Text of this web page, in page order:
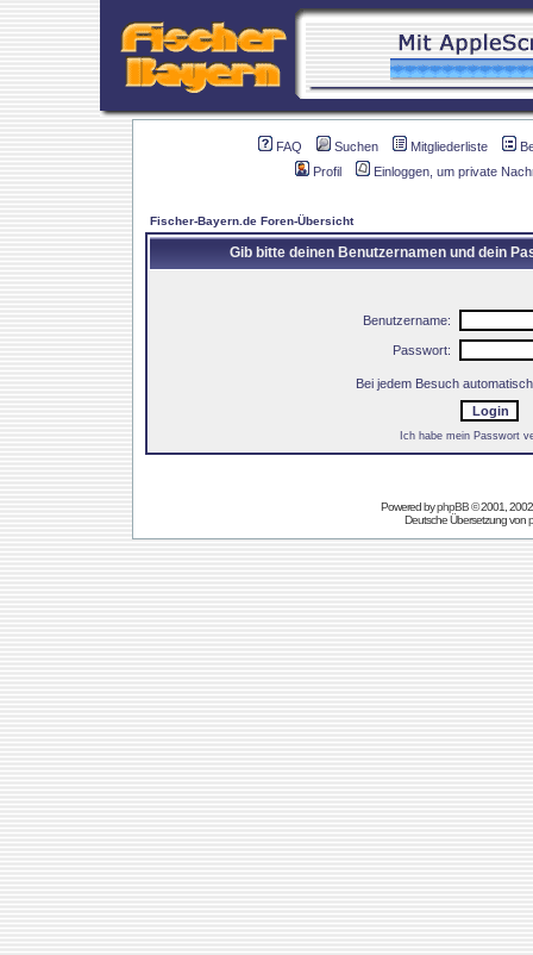
FAQ Suchen Mitgliederliste
Profil
Einloggen, um private
Fischer-Bayern.de Foren-Übersicht
Gib bitte deinen Benutzernamen und dein
Benutzername:
Passwort:
Bei jedem Besuch
Ich habe mein Passwort
Powered byphpBB© 2001,
Deutsche Übersetzung von